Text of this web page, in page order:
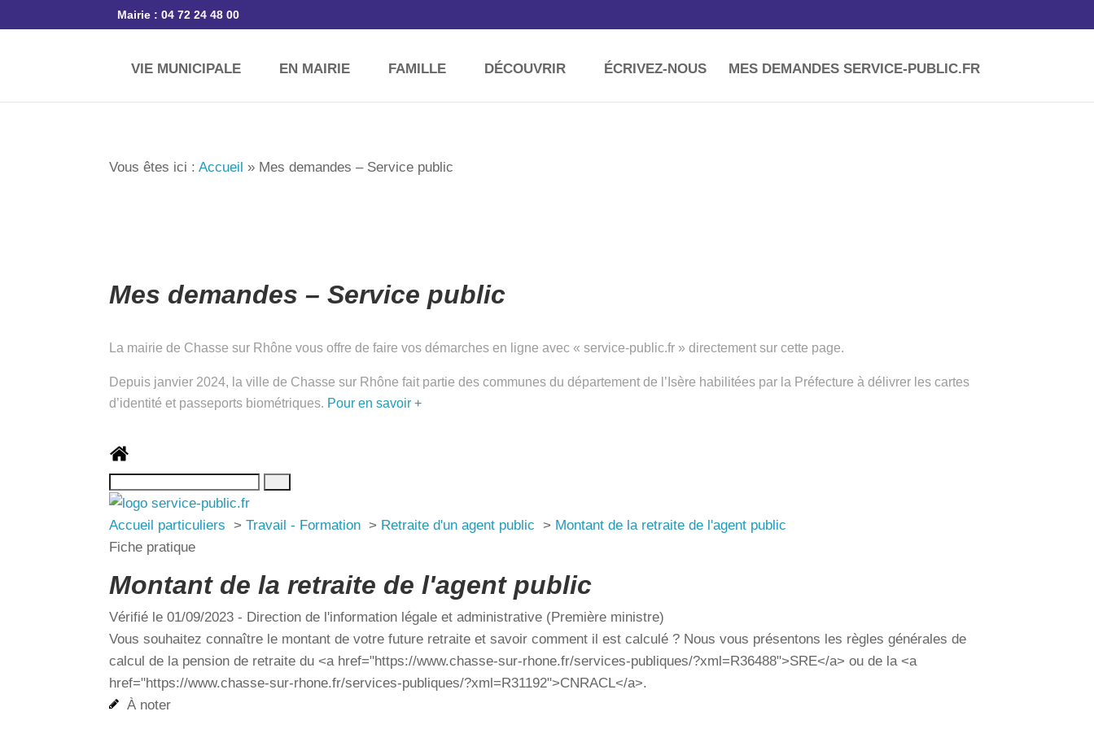
Mairie : 04 72 24 48 00
VIE MUNICIPALE EN MAIRIE FAMILLE DÉCOUVRIR ÉCRIVEZ-NOUS MES DEMANDES SERVICE-PUBLIC.FR
Vous êtes ici : Accueil » Mes demandes – Service public
Mes demandes – Service public
La mairie de Chasse sur Rhône vous offre de faire vos démarches en ligne avec « service-public.fr » directement sur cette page.
Depuis janvier 2024, la ville de Chasse sur Rhône fait partie des communes du département de l’Isère habilitées par la Préfecture à délivrer les cartes
d’identité et passeports biométriques.Pour en savoir +
Accueil particuliers>Travail - Formation> Retraite d'un agent public > Montant de la retraite de l'agent public
Fiche pratique
Montant de la retraite de l'agent public
Vérifié le 01/09/2023 - Direction de l'information légale et administrative (Première ministre)
Vous souhaitez connaître le montant de votre future retraite et savoir comment il est calculé ? Nous vous présentons les règles
générales de calcul de la pension de retraite du <a href="https://www.chasse-sur-rhone.fr/services-publiques/?xml=R36488">SRE</a>
ou de la <a href="https://www.chasse-sur-rhone.fr/services-publiques/?xml=R31192">CNRACL</a>.
À noter